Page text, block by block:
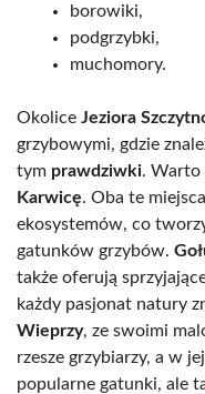
borowiki,
podgrzybki,
muchomory.
Okolice Jeziora
grzybowymi, gdzie
tym prawdziwki. Warto
Karwicę. Oba te
ekosystemów, co
gatunków grzybów.
także oferują
każdy pasjonat natury
Wieprzy, ze swoimi
rzesze grzybiarzy, a w
popularne gatunki, ale